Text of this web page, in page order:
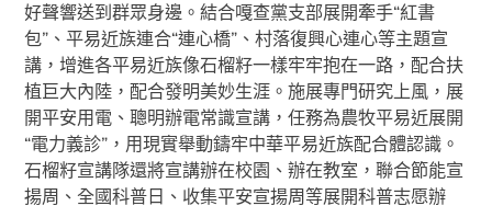
好聲響送到群眾身邊。結合嘎查黨支部展開牽手“紅書
包”、平易近族連合“連心橋”、村落復興心連心等主題宣
講，增進各平易近族像石榴籽一樣牢牢抱在一路，配合扶
植巨大內陸，配合發明美妙生涯。施展專門研究上風，展
開平安用電、聰明辦電常識宣講，任務為農牧平易近展開
“電力義診”，用現實舉動鑄牢中華平易近族配合體認識。
石榴籽宣講隊還將宣講辦在校園、辦在教室，聯合節能宣
揚周、全國科普日、收集平安宣揚周等展開科普志愿辦